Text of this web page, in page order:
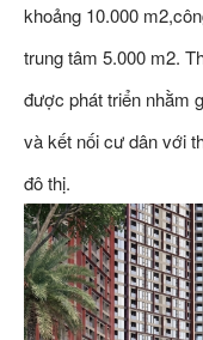
khoảng 10.000
trung tâm 5.000 m2.
được phát triển nhằm
và kết nối cư dân với
đô thị.